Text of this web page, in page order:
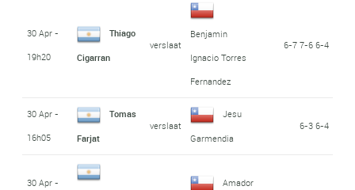
30 Apr -
19h20
Thiago
Cigarran
verslaat
Benjamin
Ignacio Torres
Fernandez
6-7 7-6 6-4
30 Apr -
16h05
Tomas
Farjat
verslaat
Jesu
Garmendia
6-3 6-4
30 Apr -
Amador